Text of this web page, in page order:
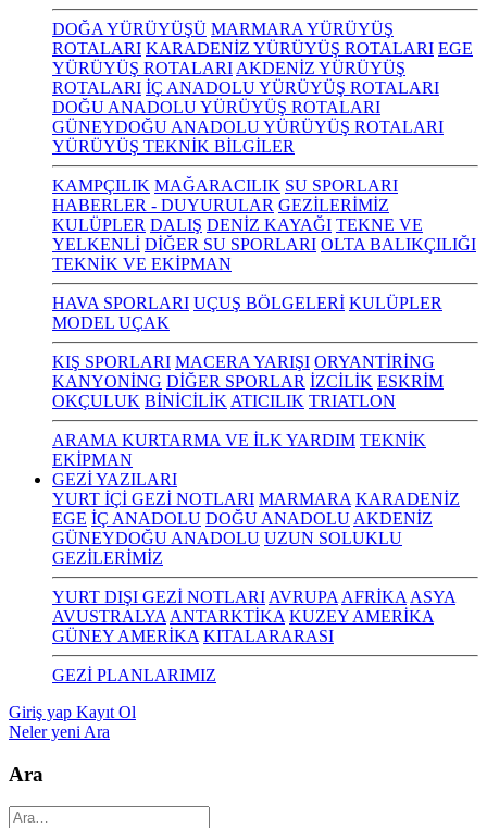
DOĞA YÜRÜYÜŞÜ MARMARA YÜRÜYÜŞ
ROTALARI KARADENİZ YÜRÜYÜŞ ROTALARI EGE
YÜRÜYÜŞ ROTALARI AKDENİZ YÜRÜYÜŞ
ROTALARI İÇ ANADOLU YÜRÜYÜŞ ROTALARI
DOĞU ANADOLU YÜRÜYÜŞ ROTALARI
GÜNEYDOĞU ANADOLU YÜRÜYÜŞ ROTALARI
YÜRÜYÜŞ TEKNİK BİLGİLER
KAMPÇILIK MAĞARACILIK SU SPORLARI
HABERLER - DUYURULAR GEZİLERİMİZ
KULÜPLER DALIŞ DENİZ KAYAĞI TEKNE VE
YELKENLİ DİĞER SU SPORLARI OLTA BALIKÇILIĞI
TEKNİK VE EKİPMAN
HAVA SPORLARI UÇUŞ BÖLGELERİ KULÜPLER
MODEL UÇAK
KIŞ SPORLARI MACERA YARIŞI ORYANTİRİNG
KANYONİNG DİĞER SPORLAR İZCİLİK ESKRİM
OKÇULUK BİNİCİLİK ATICILIK TRIATLON
ARAMA KURTARMA VE İLK YARDIM TEKNİK
EKİPMAN
GEZİ YAZILARI
YURT İÇİ GEZİ NOTLARI MARMARA KARADENİZ
EGE İÇ ANADOLU DOĞU ANADOLU AKDENİZ
GÜNEYDOĞU ANADOLU UZUN SOLUKLU
GEZİLERİMİZ
YURT DIŞI GEZİ NOTLARI AVRUPA AFRİKA ASYA
AVUSTRALYA ANTARKTİKA KUZEY AMERİKA
GÜNEY AMERİKA KITALARARASI
GEZİ PLANLARIMIZ
Giriş yap Kayıt Ol
Neler yeni Ara
Ara